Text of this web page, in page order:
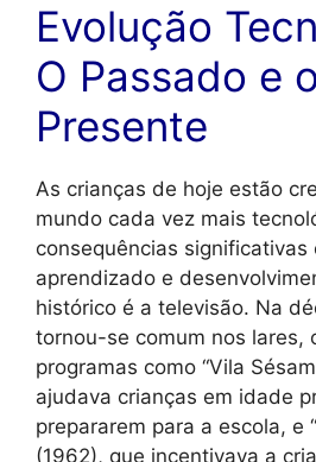
Evolução
O Passado e o
Presente
As crianças de hoje estão
mundo cada vez mais
consequências significativas
aprendizado e
histórico é a televisão. Na
tornou-se comum nos lares,
programas como “Vila
ajudava crianças em idade
prepararem para a escola, e
(1962), que incentivava a